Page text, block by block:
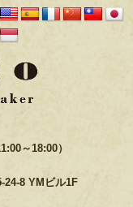
～18:00）
24-8 YMビル1F